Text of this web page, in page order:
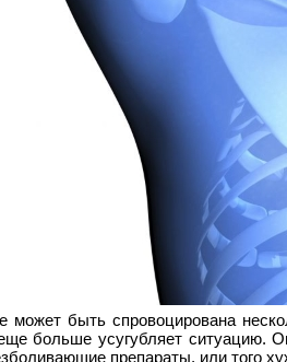
может быть спровоцирована
больше усугубляет ситуацию.
препараты, или того